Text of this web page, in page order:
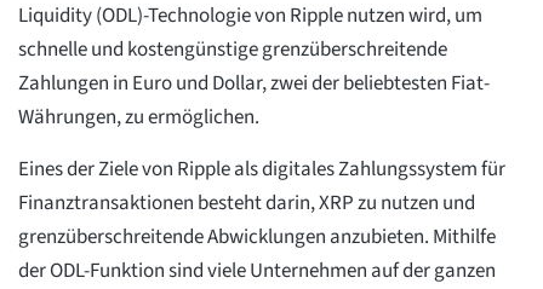
Liquidity (ODL)-Technologie von Ripple nutzen wird, um
schnelle und kostengünstige grenzüberschreitende
Zahlungen in Euro und Dollar, zwei der beliebtesten Fiat-
Währungen, zu ermöglichen.
Eines der Ziele von Ripple als digitales Zahlungssystem für
Finanztransaktionen besteht darin, XRP zu nutzen und
grenzüberschreitende Abwicklungen anzubieten. Mithilfe
der ODL-Funktion sind viele Unternehmen auf der ganzen